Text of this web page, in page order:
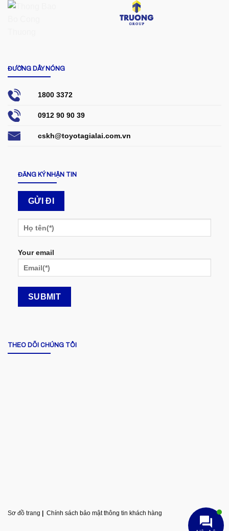
ĐƯỜNG DÂY NÓNG
1800 3372
0912 90 90 39
cskh@toyotagialai.com.vn
ĐĂNG KÝ NHẬN TIN
Your email
THEO DÕI CHÚNG TÔI
Sơ đồ trang Chính sách bảo mật thông tin khách hàng